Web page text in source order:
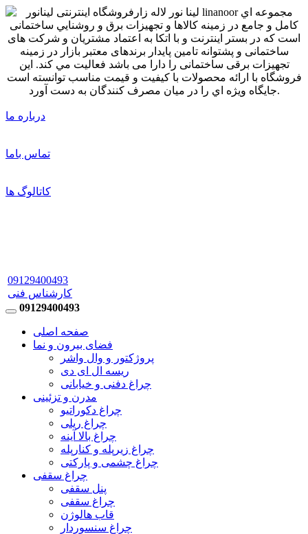
درباره ما
تماس باما
کاتالوگ ها
09129400493
کارشناس فنی
09129400493
صفحه اصلی
فضای بیرون و نما
پروژکتور و وال واشر
ریسه ال ای دی
چراغ دفنی و خیابانی
مدرن و تزئینی
چراغ دکوراتیو
چراغ ریلی
چراغ بالا آینه
چراغ زیرپله و کنارپله
چراغ چشمی و پارکتی
چراغ سقفی
پنل سقفی
چراغ سقفی
قاب هالوژن
چراغ سنسوردار